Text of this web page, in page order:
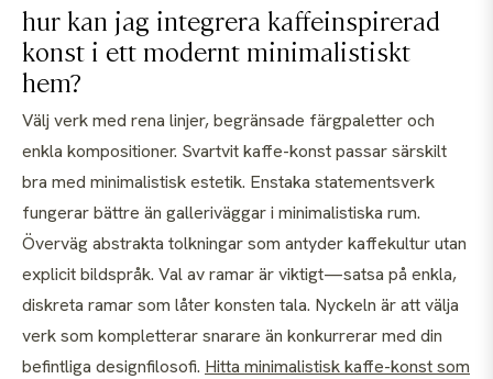
hur kan jag integrera kaffeinspirerad
konst i ett modernt minimalistiskt
hem?
Välj verk med rena linjer, begränsade färgpaletter och
enkla kompositioner. Svartvit kaffe-konst passar särskilt
bra med minimalistisk estetik. Enstaka statementsverk
fungerar bättre än galleriväggar i minimalistiska rum.
Överväg abstrakta tolkningar som antyder kaffekultur utan
explicit bildspråk. Val av ramar är viktigt—satsa på enkla,
diskreta ramar som låter konsten tala. Nyckeln är att välja
verk som kompletterar snarare än konkurrerar med din
befintliga designfilosofi. Hitta minimalistisk kaffe-konst som